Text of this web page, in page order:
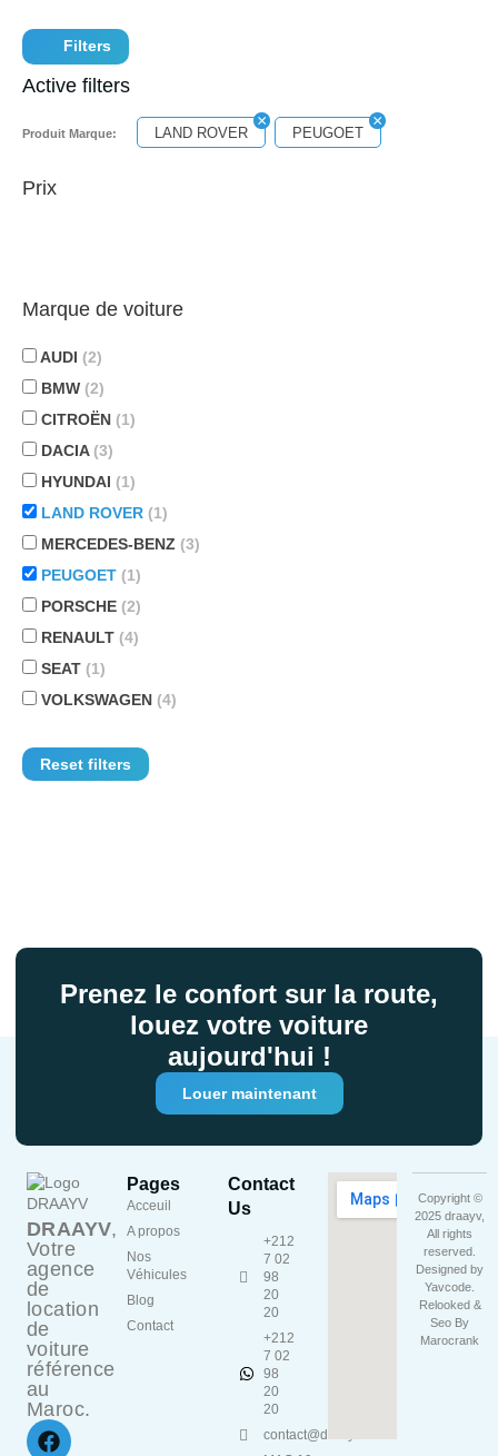
Filters
Active filters
Produit Marque: LAND ROVER PEUGOET
Prix
Marque de voiture
AUDI (2)
BMW (2)
CITROËN (1)
DACIA (3)
HYUNDAI (1)
LAND ROVER (1)
MERCEDES-BENZ (3)
PEUGOET (1)
PORSCHE (2)
RENAULT (4)
SEAT (1)
VOLKSWAGEN (4)
Reset filters
Prenez le confort sur la route,
louez votre voiture
aujourd'hui !
Louer maintenant
DRAAYV,
Votre
agence
de
location
de
voiture
référence
au
Maroc.
Pages
Acceuil
A propos
Nos
Véhicules
Blog
Contact
Contact
Us
+212
7 02
98
20
20
+212
7 02
98
20
20
contact@draayv.ma
Copyright ©
2025 draayv,
All rights
reserved.
Designed by
Yavcode
Relooked &
Seo By
Marocrank